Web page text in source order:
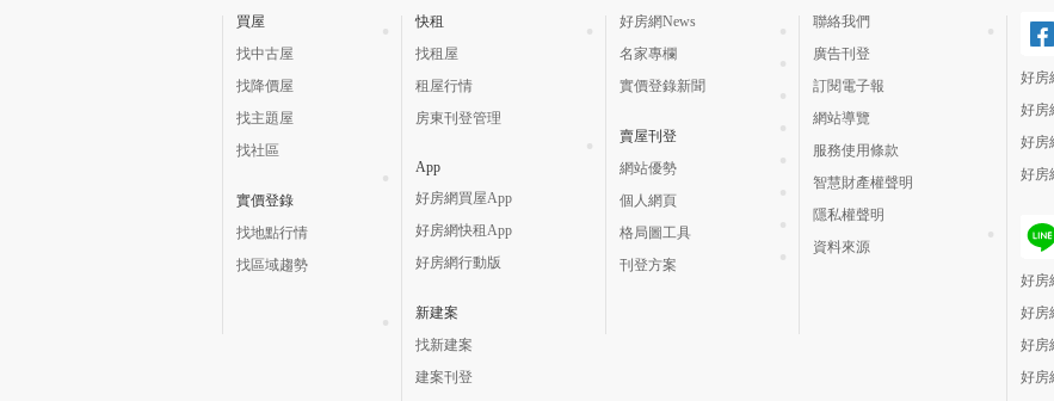
買屋
找中古屋
找降價屋
找主題屋
找社區
實價登錄
找地點行情
找區域趨勢
快租
找租屋
租屋行情
房東刊登管理
App
好房網買屋App
好房網快租App
好房網行動版
新建案
找新建案
建案刊登
好房網News
名家專欄
實價登錄新聞
賣屋刊登
網站優勢
個人網頁
格局圖工具
刊登方案
聯絡我們
廣告刊登
訂閱電子報
網站導覽
服務使用條款
智慧財產權聲明
隱私權聲明
資料來源
好房
好房
好房
好房
好房
好房
好房
好房